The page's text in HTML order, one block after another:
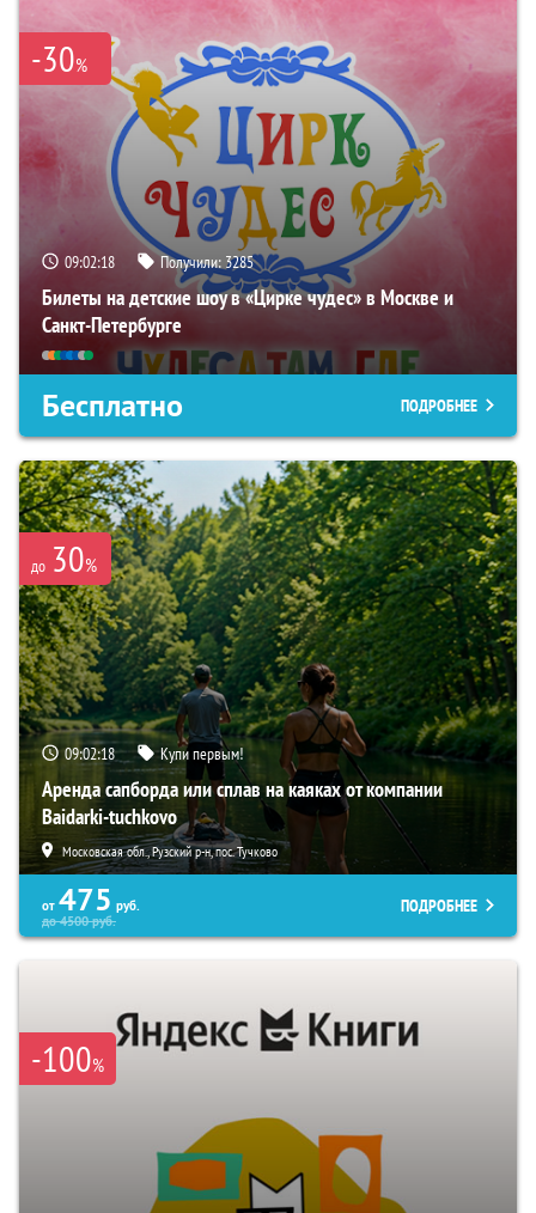
-30%
09:02:16 Получили: 3285
Билеты на детские шоу в «Цирке чудес» в Москве и
Санкт-Петербурге
Бесплатно ПОДРОБНЕЕ
до 30%
09:02:16 Купи первым!
Аренда сапборда или сплав на каяках от компании
Baidarki-tuchkovo
Московская обл., Рузский р-н, пос. Тучково
от 475 руб.
до4500руб.
ПОДРОБНЕЕ
-100%